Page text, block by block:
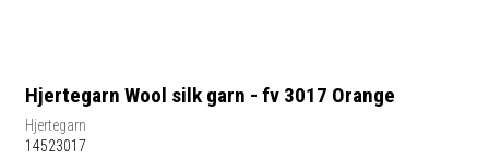
Hjertegarn Wool silk garn - fv 3017 Orange
Hjertegarn
14523017